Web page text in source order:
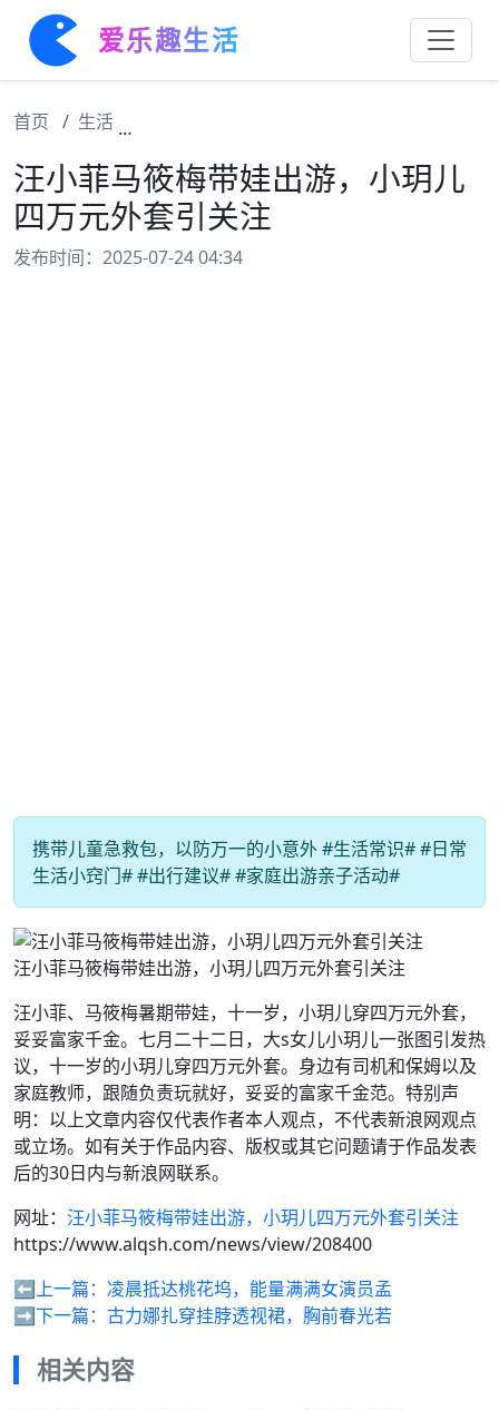
爱乐趣生活
首页 生活
汪小菲马筱梅带娃出游，小玥儿
四万元外套引关注
发布时间：2025-07-24 04:34
携带儿童急救包，以防万一的小意外 #生活常识# #日常
生活小窍门# #出行建议# #家庭出游亲子活动#
汪小菲马筱梅带娃出游，小玥儿四万元外套引关注
汪小菲、马筱梅暑期带娃，十一岁，小玥儿穿四万元外套，
妥妥富家千金。七月二十二日，大s女儿小玥儿一张图引发热
议，十一岁的小玥儿穿四万元外套。身边有司机和保姆以及
家庭教师，跟随负责玩就好，妥妥的富家千金范。特别声
明：以上文章内容仅代表作者本人观点，不代表新浪网观点
或立场。如有关于作品内容、版权或其它问题请于作品发表
后的30日内与新浪网联系。
网址： 汪小菲马筱梅带娃出游，小玥儿四万元外套引关注
https://www.alqsh.com/news/view/208400
⬅️上一篇： 凌晨抵达桃花坞，能量满满女演员孟
➡️下一篇： 古力娜扎穿挂脖透视裙，胸前春光若
相关内容